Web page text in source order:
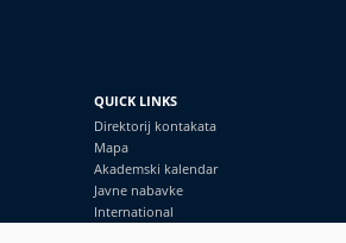
QUICK LINKS
Direktorij kontakata
Mapa
Akademski kalendar
Javne nabavke
International